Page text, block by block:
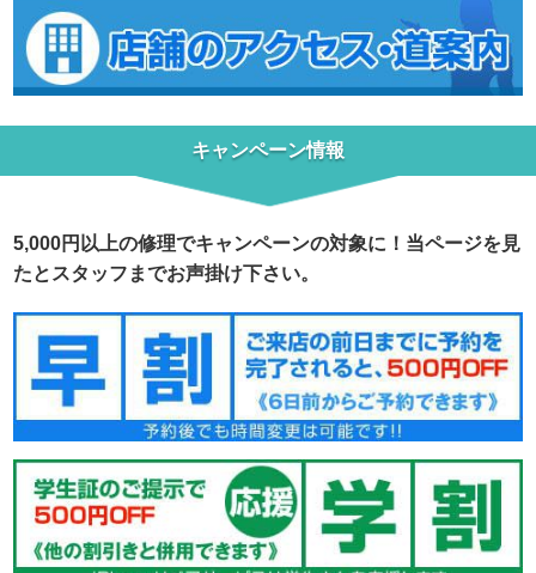
キャンペーン情報
5,000円以上の修理でキャンペーンの対象に！当ページを見
たとスタッフまでお声掛け下さい。